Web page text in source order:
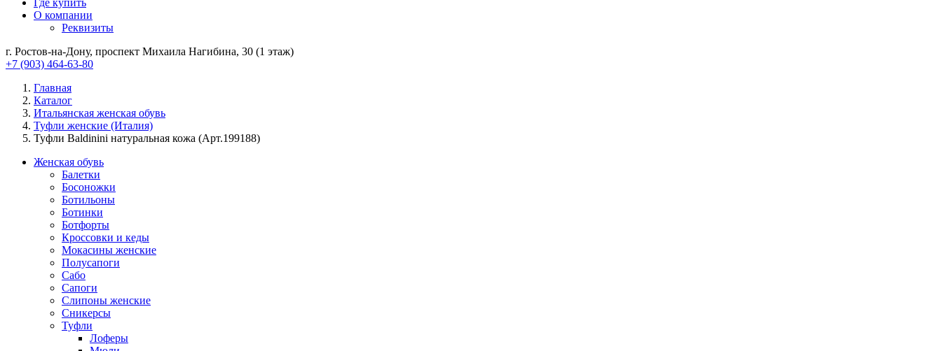
О компании
Реквизиты
г. Ростов-на-Дону, проспект Михаила Нагибина, 30 (1 этаж)
+7 (903) 464-63-80
Главная
Каталог
Итальянская женская обувь
Туфли женские (Италия)
Туфли Baldinini натуральная кожа (Арт.199188)
Женская обувь
Балетки
Босоножки
Ботильоны
Ботинки
Ботфорты
Кроссовки и кеды
Мокасины женские
Полусапоги
Сабо
Сапоги
Слипоны женские
Сникерсы
Туфли
Лоферы